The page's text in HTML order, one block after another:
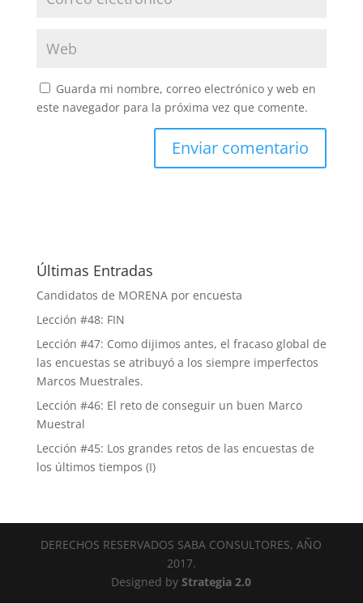
Guarda mi nombre, correo electrónico y web en
este navegador para la próxima vez que comente.
Últimas Entradas
Candidatos de MORENA por encuesta
Lección #48: FIN
Lección #47: Como dijimos antes, el fracaso global de
las encuestas se atribuyó a los siempre imperfectos
Marcos Muestrales.
Lección #46: El reto de conseguir un buen Marco
Muestral
Lección #45: Los grandes retos de las encuestas de
los últimos tiempos (I)
DERECHOS RESERVADOS SABA CONSULTORES, AÑO
2017.
Designed byStrategia 2.0